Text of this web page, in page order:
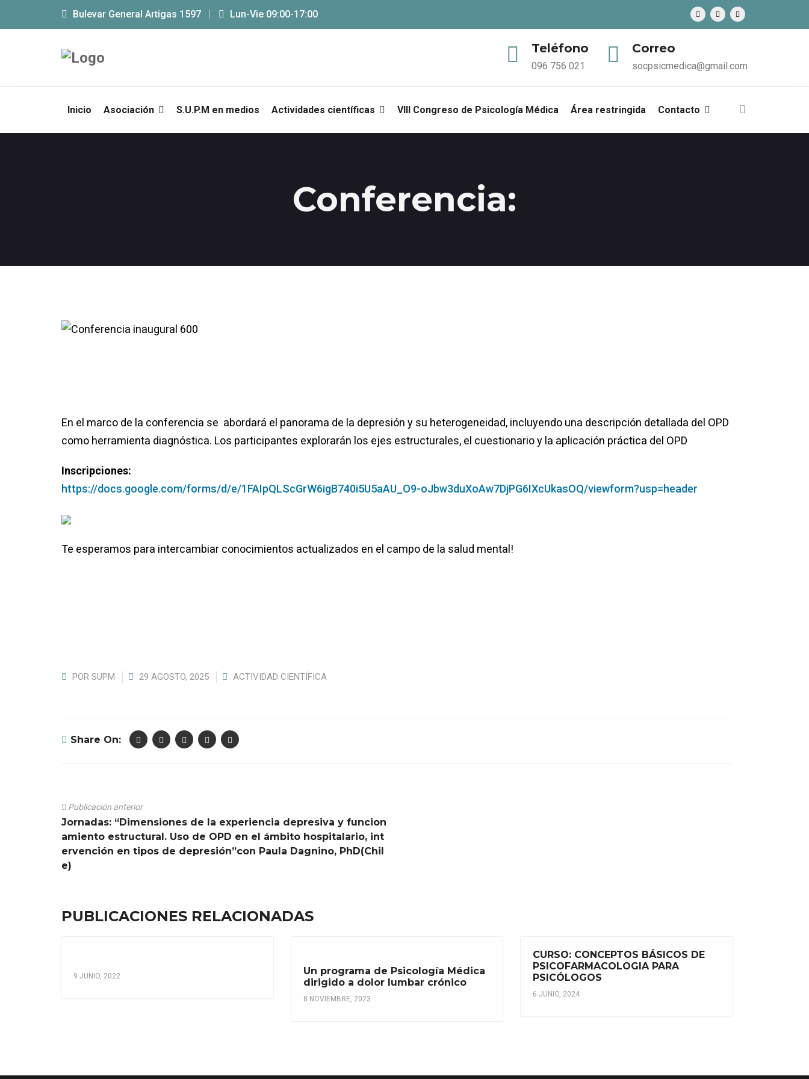
Bulevar General Artigas 1597 Lun-Vie 09:00-17:00
Teléfono
096 756 021
Correo
socpsicmedica@gmail.com
Inicio Asociación S.U.P.M en medios Actividades científicas VIII Congreso de Psicología Médica Área restringida Contacto
Conferencia:
En el marco de la conferencia se abordará el panorama de la depresión y su heterogeneidad, incluyendo una descripción detallada del OPD
como herramienta diagnóstica. Los participantes explorarán los ejes estructurales, el cuestionario y la aplicación práctica del OPD
Inscripciones:
https://docs.google.com/forms/d/e/1FAIpQLScGrW6igB740i5U5aAU_O9-oJbw3duXoAw7DjPG6IXcUkasOQ/viewform?usp=header
Te esperamos para intercambiar conocimientos actualizados en el campo de la salud mental!
POR SUPM 29 AGOSTO, 2025 ACTIVIDAD CIENTÍFICA
Share On:
Publicación anterior
Jornadas: “Dimensiones de la experiencia depresiva y funcion
amiento estructural. Uso de OPD en el ámbito hospitalario, int
ervención en tipos de depresión”con Paula Dagnino, PhD(Chil
e)
PUBLICACIONES RELACIONADAS
9 JUNIO, 2022
Un programa de Psicología Médica
dirigido a dolor lumbar crónico
8 NOVIEMBRE, 2023
CURSO: CONCEPTOS BÁSICOS DE
PSICOFARMACOLOGIA PARA
PSICÓLOGOS
6 JUNIO, 2024